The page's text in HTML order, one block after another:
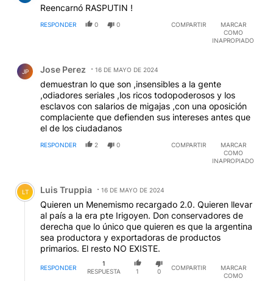
Reencarnó RASPUTIN !
RESPONDER 0 0 COMPARTIR
MARCAR
COMO
INAPROPIADO
JP Jose Perez 16 DE MAYO DE 2024
demuestran lo que son ,insensibles a la gente
,odiadores seriales ,los ricos todopoderosos y los
esclavos con salarios de migajas ,con una oposición
complaciente que defienden sus intereses antes que
el de los ciudadanos
RESPONDER 2 0 COMPARTIR
MARCAR
COMO
INAPROPIADO
Comentario de Luis Truppia.
LT Luis Truppia 16 DE MAYO DE 2024
Quieren un Menemismo recargado 2.0. Quieren llevar
al país a la era pte Irigoyen. Don conservadores de
derecha que lo único que quieren es que la argentina
sea productora y exportadoras de productos
primarios. El resto NO EXISTE.
RESPONDER
1
RESPUESTA
1 0
COMPARTIR
MARCAR
COMO